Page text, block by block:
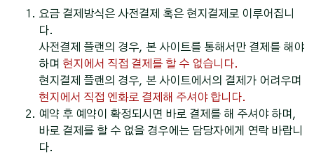
요금 결제방식은 사전결제 혹은 현지결제로 이루어집니
다.
사전결제 플랜의 경우, 본 사이트를 통해서만 결제를 해야
하며 현지에서 직접 결제를 할 수 없습니다.
현지결제 플랜의 경우, 본 사이트에서의 결제가 어려우며
현지에서 직접 엔화로 결제해 주셔야 합니다.
예약 후 예약이 확정되시면 바로 결제를 해 주셔야 하며,
바로 결제를 할 수 없을 경우에는 담당자에게 연락 바랍니
다.